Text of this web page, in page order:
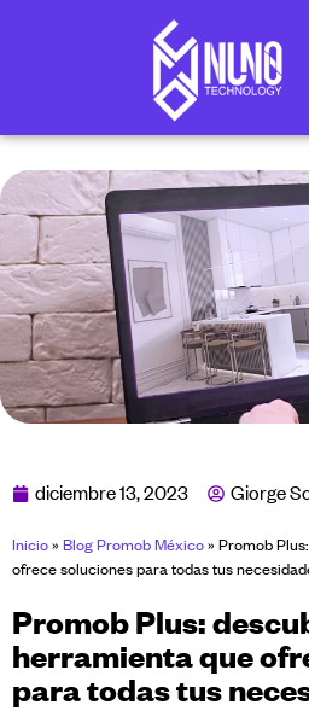
diciembre 13, 2023 Giorge
Inicio» Blog Promob México» Promob
ofrece soluciones para todas tus
Promob Plus:
herramienta que
para todas tus